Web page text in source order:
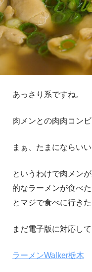
あっさり系ですね。
肉メンとの肉肉コンビ
まぁ、たまにならいい
というわけで肉メン
的なラーメンが食べ
とマジで食べに行きた
まだ電子版に対応し
ラーメンWalker栃木